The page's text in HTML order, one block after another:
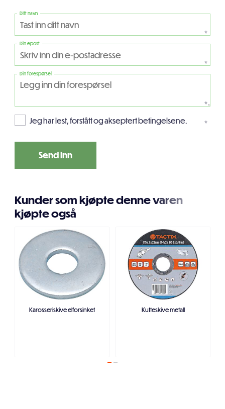
Ditt navn
*
Din epost
*
Din forespørsel
*
Jeg har lest, forstått og akseptert betingelsene. *
Kunder som kjøpte denne varen
kjøpte også
Karosseriskive elforsinket Kutteskive metall